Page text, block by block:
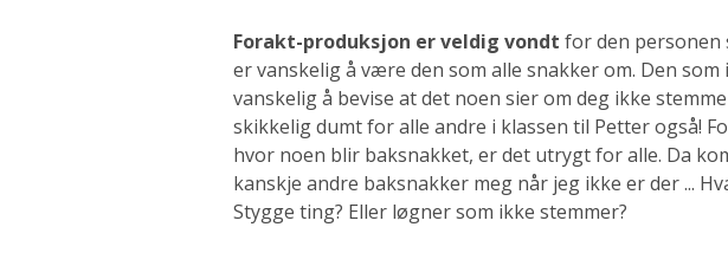
Forakt-produksjon er veldig vondt for den personen
er vanskelig å være den som alle snakker om. Den
vanskelig å bevise at det noen sier om deg ikke
skikkelig dumt for alle andre i klassen til Petter også!
hvor noen blir baksnakket, er det utrygt for alle. Da
kanskje andre baksnakker meg når jeg ikke er der ...
Stygge ting? Eller løgner som ikke stemmer?